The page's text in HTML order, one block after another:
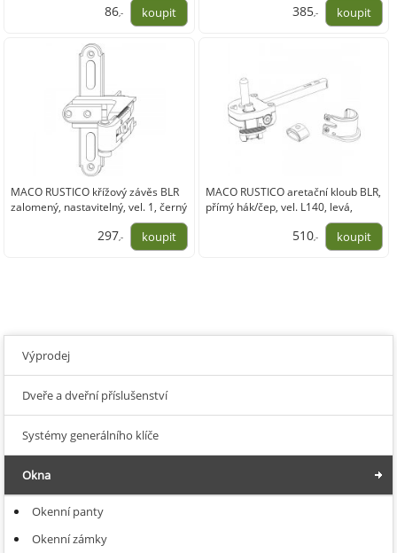
86,- 385,-
MACO RUSTICO křížový závěs BLR
zalomený, nastavitelný, vel. 1, černý
297,-
MACO RUSTICO aretační kloub BLR,
přímý hák/čep, vel. L140, levá,
510,-
Výprodej
Dveře a dveřní příslušenství
Systémy generálního klíče
Okna
Okenní panty
Okenní zámky